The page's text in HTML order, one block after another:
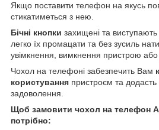
Якщо поставити телефон на якусь
стикатиметься з нею.
Бічні кнопки захищені та
легко їх промацати та без зусиль
увімкнення, вимкнення пристрою або
Чохол на телефоні забезпечить Вам
користування пристроєм та додасть
задоволення.
Щоб замовити чохол на телефон
потрібно: